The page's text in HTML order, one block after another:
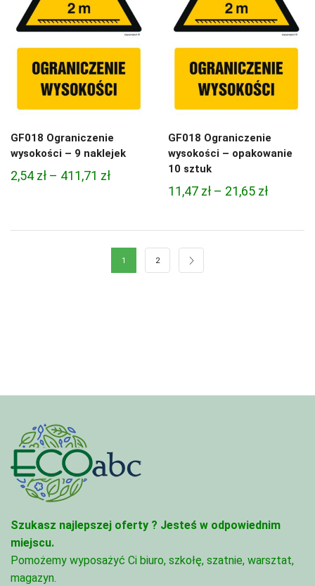
GF018 Ograniczenie
wysokości – 9 naklejek
2,54 zł – 411,71 złZakres
2,54 zł
do
411,71 zł
GF018 Ograniczenie
wysokości – opakowanie
10 sztuk
11,47 zł – 21,65 złZakres
od
1 2
Szukasz najlepszej oferty ? Jesteś w odpowiednim
miejscu.
Pomożemy wyposażyć Ci biuro, szkołę, szatnie, warsztat,
magazyn.